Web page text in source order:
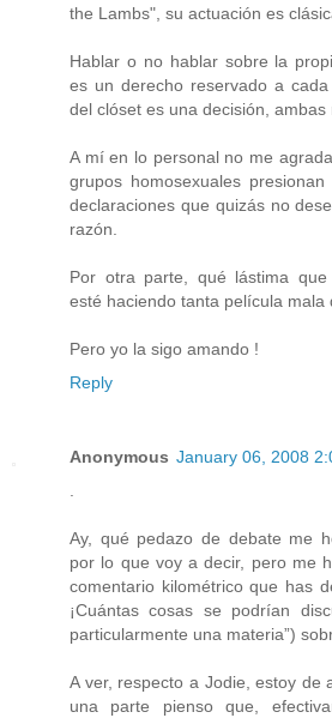
the Lambs", su actuación es
Hablar o no hablar sobre la
es un derecho reservado a
del clóset es una decisión, ambas
A mí en lo personal no me
grupos homosexuales
declaraciones que quizás no
razón.
Por otra parte, qué lástima
esté haciendo tanta película mala
Pero yo la sigo amando !
Reply
Anonymous January 06, 2008
Ay, qué pedazo de debate me
por lo que voy a decir, pero me
comentario kilométrico que has
¡Cuántas cosas se podrían
particularmente una materia”)
A ver, respecto a Jodie, estoy de
una parte pienso que,